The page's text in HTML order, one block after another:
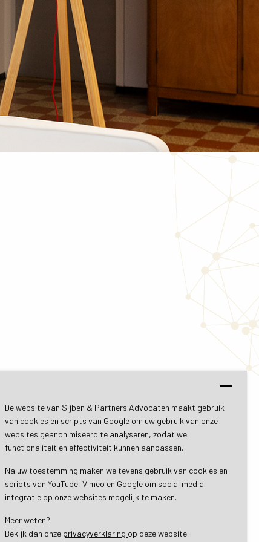
De website van Sijben & Partners Advocaten maakt gebruik
van cookies en scripts van Google om uw gebruik van onze
websites geanonimiseerd te analyseren, zodat we
functionaliteit en effectiviteit kunnen aanpassen.
Na uw toestemming maken we tevens gebruik van cookies en
scripts van YouTube, Vimeo en Google om social media
integratie op onze websites mogelijk te maken.
Meer weten?
Bekijk dan onze privacyverklaring op deze website.
3
Bezoekadres De Bilt
Soestdijkseweg Zuid 13
3732 HC De Bilt (Utrecht)